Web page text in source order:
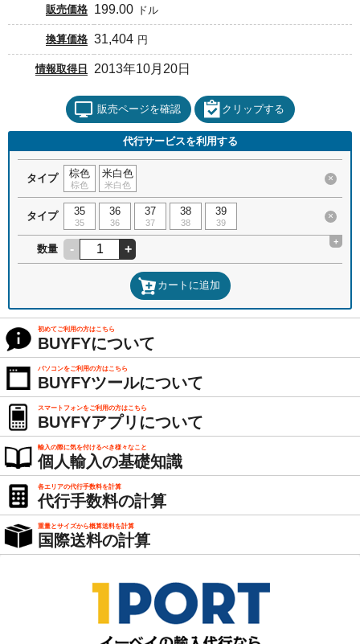
販売価格 199.00 ドル
換算価格 31,404 円
情報取得日 2013年10月20日
販売ページを確認 クリップする
代行サービスを利用する
タイプ 棕色
棕色
米白色
米白色
×
タイプ 35
35
36
36
37
37
38
38
39
39
×
数量 - +
+
カートに追加
初めてご利用の方はこちら
BUYFYについて
パソコンをご利用の方はこちら
BUYFYツールについて
スマートフォンをご利用の方はこちら
BUYFYアプリについて
輸入の際に気を付けるべき様々なこと
個人輸入の基礎知識
各エリアの代行手数料を計算
代行手数料の計算
重量とサイズから概算送料を計算
国際送料の計算